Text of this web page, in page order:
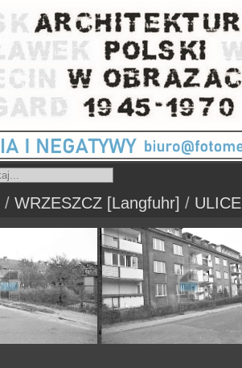
/ WRZESZCZ [Langfuhr] / ULICE